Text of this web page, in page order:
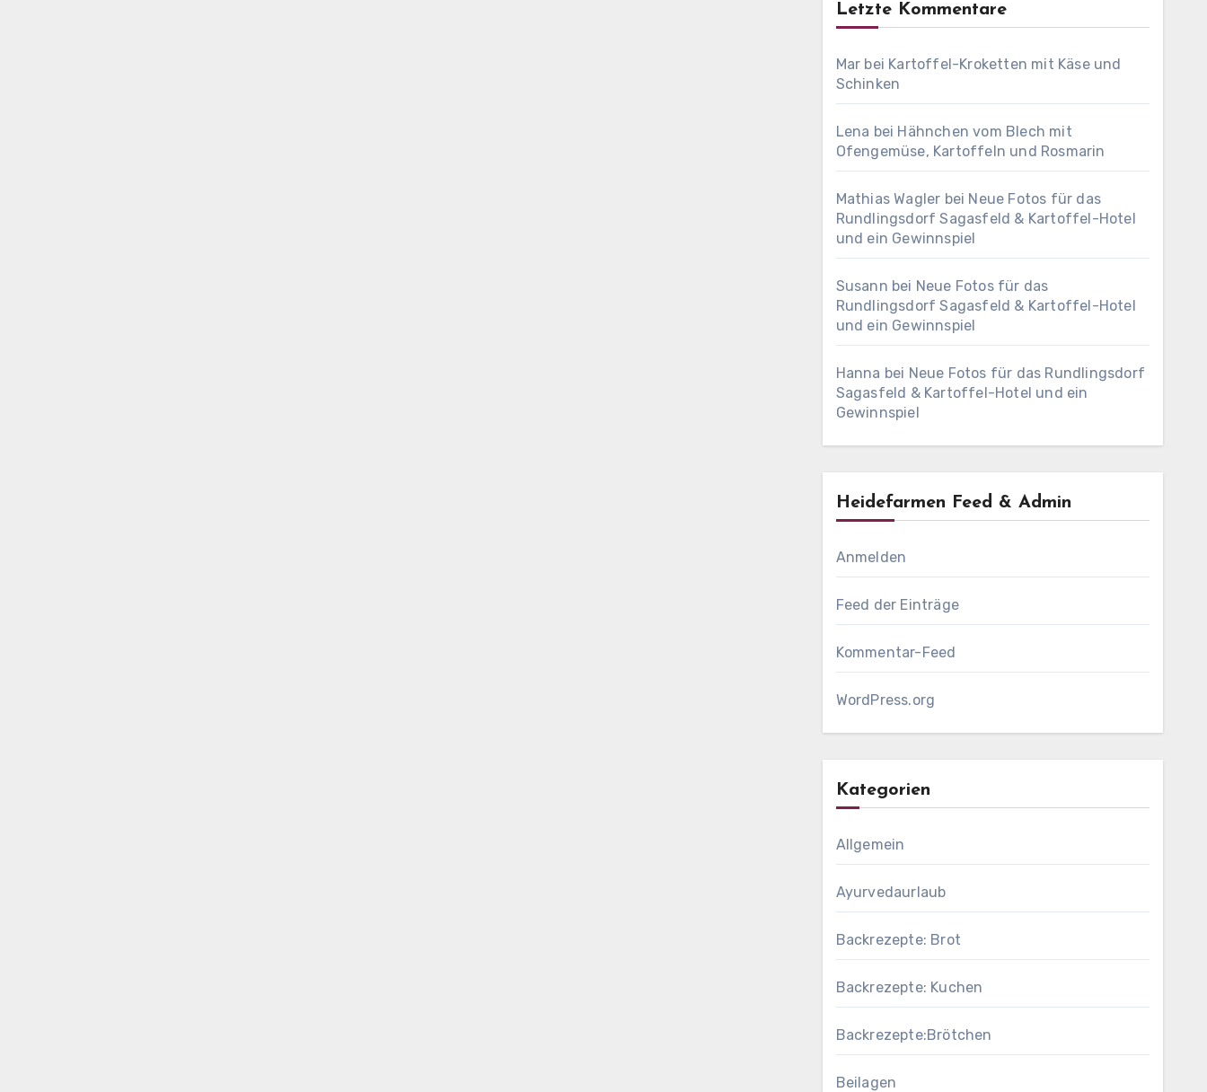
Letzte Kommentare
Mar bei Kartoffel-Kroketten mit Käse und
Schinken
Lena bei Hähnchen vom Blech mit
Ofengemüse, Kartoffeln und Rosmarin
Mathias Wagler bei Neue Fotos für das
Rundlingsdorf Sagasfeld & Kartoffel-Hotel
und ein Gewinnspiel
Susann bei Neue Fotos für das
Rundlingsdorf Sagasfeld & Kartoffel-Hotel
und ein Gewinnspiel
Hanna bei Neue Fotos für das Rundlingsdorf
Sagasfeld & Kartoffel-Hotel und ein
Gewinnspiel
Heidefarmen Feed & Admin
Anmelden
Feed der Einträge
Kommentar-Feed
WordPress.org
Kategorien
Allgemein
Ayurvedaurlaub
Backrezepte: Brot
Backrezepte: Kuchen
Backrezepte:Brötchen
Beilagen